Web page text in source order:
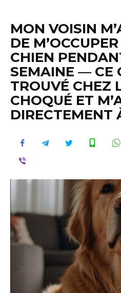
MON VOISIN
DE
CHIEN
SEMAINE — CE
TROUVÉ CHEZ
CHOQUÉ ET
DIRECTEMENT